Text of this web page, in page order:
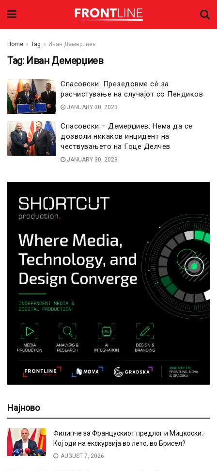
Home Tag Иван Демерџиев
Tag: Иван Демерџиев
Спасовски: Презедовме сѐ за
расчистување на случајот со Пендиков
JANUARY 30, 2023
Спасовски – Демерџиев: Нема да се
дозволи никаков инцидент на
чествувањето на Гоце Делчев
JANUARY 30, 2023
Најново
Филипче за Францускиот предлог и Мицкоски:
Кој оди на екскурзија во лето, во Брисел?
AUGUST 7, 2026